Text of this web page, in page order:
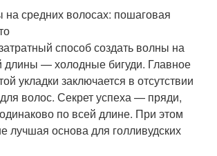
средних волосах: пошаговая
способ создать волны на
длины — холодные бигуди. Главное
укладки заключается в отсутствии
волос. Секрет успеха — пряди,
по всей длине. При этом
лучшая основа для голливудских